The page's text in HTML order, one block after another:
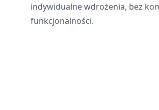
indywidualne wdrożenia, bez
funkcjonalności.